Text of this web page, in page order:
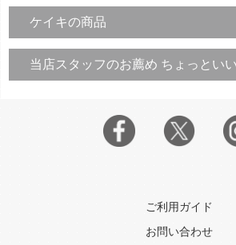
ケイキの商品
当店スタッフのお薦め ちょっとい
ご利用ガイド
お問い合わせ